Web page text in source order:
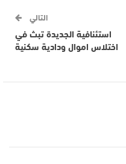
التالي
استئنافية الجديدة تبث في
اختلاس اموال ودادية سكنية